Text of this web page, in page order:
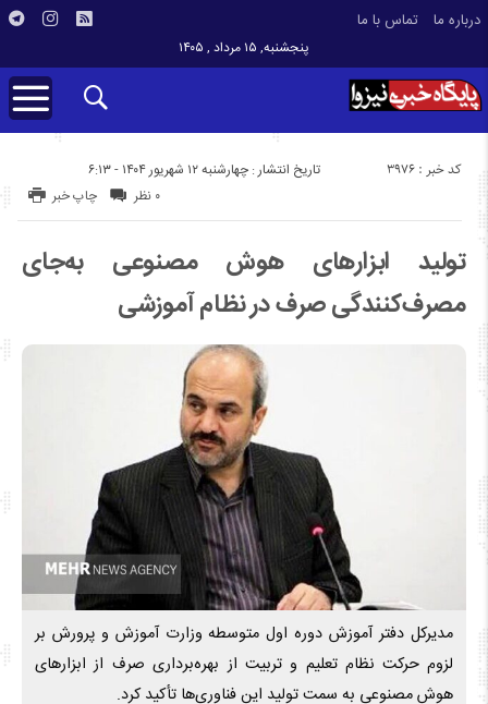
درباره ما تماس با ما
پنجشنبه, ۱۵ مرداد , ۱۴۰۵
تاریخ انتشار : چهارشنبه ۱۲ شهریور ۱۴۰۴ - ۶:۱۳ کد خبر : 3976
چاپ خبر ۰ نظر
تولید ابزارهای هوش مصنوعی به‌جای
مصرف‌کنندگی صرف در نظام آموزشی
مدیرکل دفتر آموزش دوره اول متوسطه وزارت آموزش و پرورش بر
لزوم حرکت نظام تعلیم و تربیت از بهره‌برداری صرف از ابزارهای
هوش مصنوعی به سمت تولید این فناوری‌ها تأکید کرد.